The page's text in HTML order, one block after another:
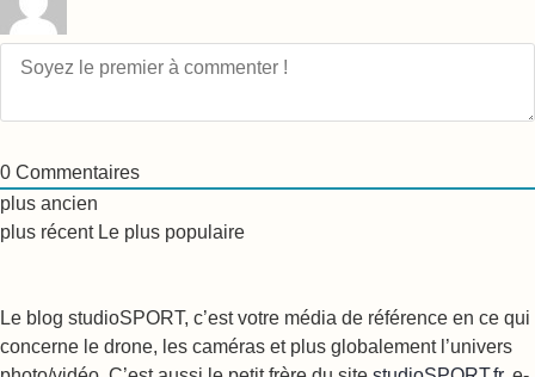
0 Commentaires
plus ancien
plus récent Le plus populaire
Le blog studioSPORT, c’est votre média de référence en ce qui
concerne le drone, les caméras et plus globalement l’univers